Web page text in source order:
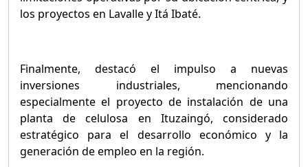
los proyectos en Lavalle y Itá Ibaté.
Finalmente, destacó el impulso a nuevas
inversiones industriales, mencionando
especialmente el proyecto de instalación de una
planta de celulosa en Ituzaingó, considerado
estratégico para el desarrollo económico y la
generación de empleo en la región.